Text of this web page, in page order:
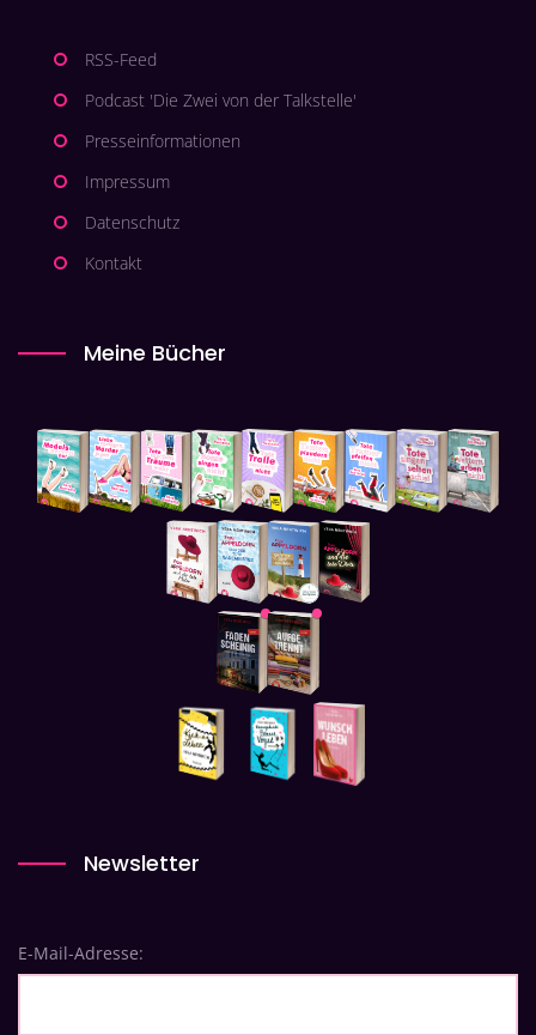
RSS-Feed
Podcast 'Die Zwei von der Talkstelle'
Presseinformationen
Impressum
Datenschutz
Kontakt
Meine Bücher
Newsletter
E-Mail-Adresse: